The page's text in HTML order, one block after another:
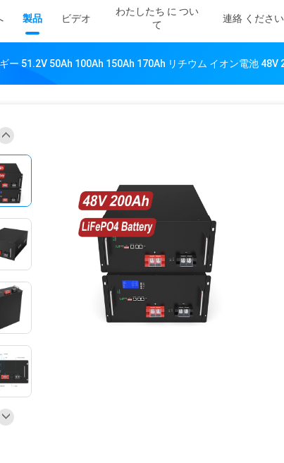
製品 ビデオ
わたしたち に つい
て
連絡 ください
ー 51.2V 50Ah 100Ah 150Ah 170Ah リチウム イオン電池 48V